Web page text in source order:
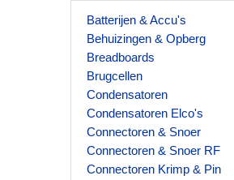
Batterijen & Accu's
Behuizingen & Opberg
Breadboards
Brugcellen
Condensatoren
Condensatoren Elco's
Connectoren & Snoer
Connectoren & Snoer RF
Connectoren Krimp & Pin